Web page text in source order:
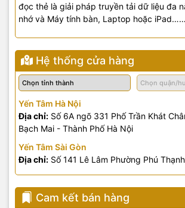
đọc thẻ là giải pháp truyền tải dữ liệu đa
nhớ và Máy tính bàn, Laptop hoặc
Hệ thống cửa hàng
Yến Tâm Hà Nội
Địa chỉ: Số 6A ngõ 331 Phố Trần Khát
Bạch Mai - Thành Phố Hà Nội
Yến Tâm Sài Gòn
Địa chỉ: Số 141 Lê Lâm Phường Phú
Cam kết bán hàng